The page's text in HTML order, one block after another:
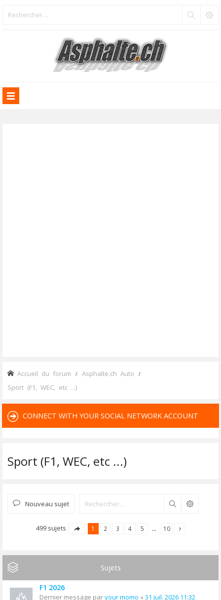
Accueil du forum Asphalte.ch Auto
Sport (F1, WEC, etc ...)
CONNECT WITH YOUR SOCIAL NETWORK ACCOUNT
Sport (F1, WEC, etc ...)
Nouveau sujet Rechercher
499 sujets 1 2 3 4 5 … 10
Sujets
F1 2026
Dernier message paryour momo « 31 juil. 2026 11:32